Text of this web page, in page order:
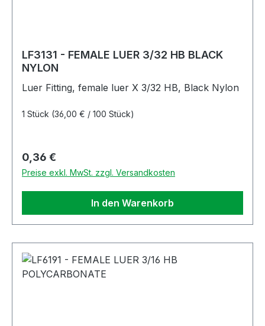
LF3131 - FEMALE LUER 3/32 HB BLACK
NYLON
Luer Fitting, female luer X 3/32 HB, Black Nylon
1 Stück (36,00 € / 100 Stück)
Regulärer Preis:
0,36 €
Preise exkl. MwSt. zzgl. Versandkosten
In den Warenkorb